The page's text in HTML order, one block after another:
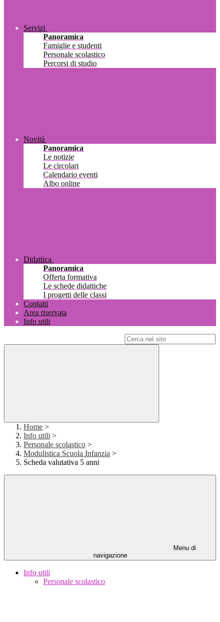
Servizi
Panoramica
Famiglie e studenti
Personale scolastico
Percorsi di studio
Novità
Panoramica
Le notizie
Le circolari
Calendario eventi
Albo online
Didattica
Panoramica
Offerta formativa
Le schede didattiche
I progetti delle classi
Contatti
Area riservata
Info utili
Home >
Info utili >
Personale scolastico >
Modulistica Scuola Infanzia >
Scheda valutativa 5 anni
Menu di
navigazione
Info utili
Personale scolastico